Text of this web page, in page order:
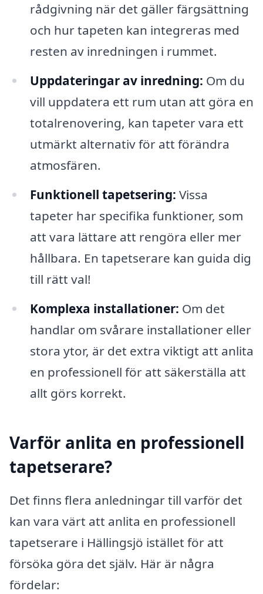
rådgivning när det gäller färgsättning
och hur tapeten kan integreras med
resten av inredningen i rummet.
Uppdateringar av inredning: Om du
vill uppdatera ett rum utan att göra en
totalrenovering, kan tapeter vara ett
utmärkt alternativ för att förändra
atmosfären.
Funktionell tapetsering: Vissa
tapeter har specifika funktioner, som
att vara lättare att rengöra eller mer
hållbara. En tapetserare kan guida dig
till rätt val!
Komplexa installationer: Om det
handlar om svårare installationer eller
stora ytor, är det extra viktigt att anlita
en professionell för att säkerställa att
allt görs korrekt.
Varför anlita en professionell
tapetserare?
Det finns flera anledningar till varför det
kan vara värt att anlita en professionell
tapetserare i Hällingsjö istället för att
försöka göra det själv. Här är några
fördelar: